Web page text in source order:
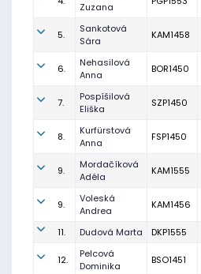
Zuzana
5.
Sankotová
Sára
KAM1458
6.
Nehasilová
Anna
BOR1450
7.
Pospíšilová
Eliška
SZP1450
8.
Kurfürstová
Anna
FSP1450
9.
Mordačíková
Adéla
KAM1555
9.
Voleská
Andrea
KAM1456
11. Dudová Marta DKP1555
12.
Pelcová
Dominika
BSO1451